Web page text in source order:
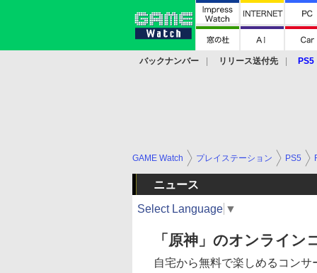
バックナンバー リリース送付先
PS5
GAME Watch プレイステーション PS5
ニュース
Select Language ▼
「原神」のオンライ
自宅から無料で楽しめるコンサ